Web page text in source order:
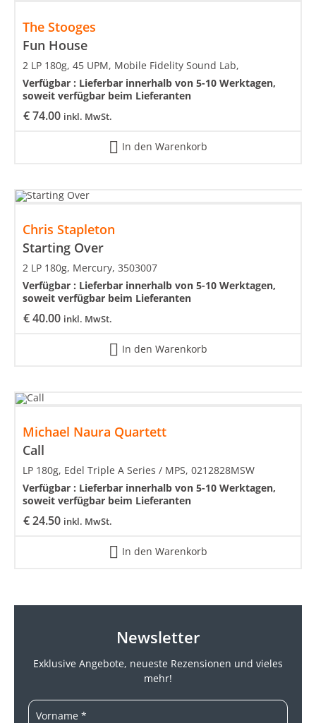
The Stooges
Fun House
€74.00 inkl. MwSt.
2 LP 180g, 45 UPM, Mobile Fidelity Sound Lab,
Verfügbar : Lieferbar innerhalb von 5-10 Werktagen,
soweit verfügbar beim Lieferanten
In den Warenkorb
Chris Stapleton
Starting Over
€40.00 inkl. MwSt.
2 LP 180g, Mercury, 3503007
Verfügbar : Lieferbar innerhalb von 5-10 Werktagen,
soweit verfügbar beim Lieferanten
In den Warenkorb
Michael Naura Quartett
Call
€24.50 inkl. MwSt.
LP 180g, Edel Triple A Series / MPS, 0212828MSW
Verfügbar : Lieferbar innerhalb von 5-10 Werktagen,
soweit verfügbar beim Lieferanten
In den Warenkorb
Newsletter
Exklusive Angebote, neueste Rezensionen und vieles
mehr!